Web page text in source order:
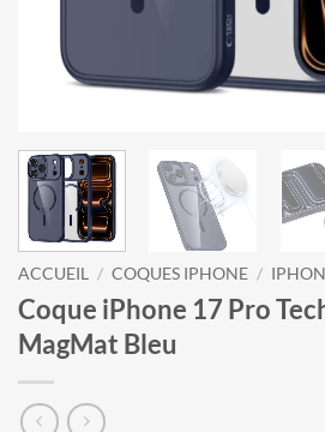
ACCUEIL / COQUES IPHONE /
Coque iPhone 17 Pro
MagMat Bleu